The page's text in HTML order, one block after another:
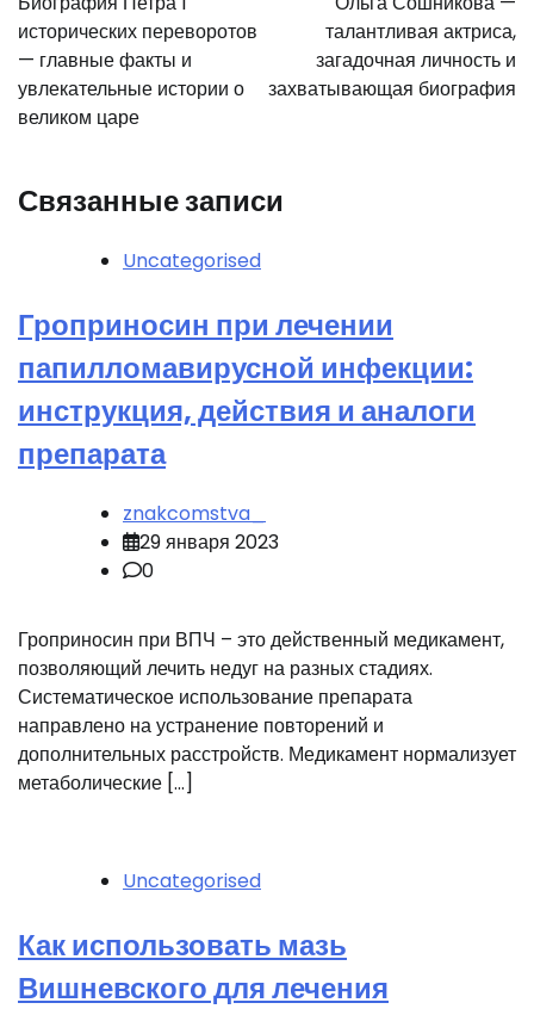
записям
исторических переворотов
— главные факты и
увлекательные истории о
великом царе
талантливая актриса,
загадочная личность и
захватывающая биография
Связанные записи
Uncategorised
Гроприносин при лечении
папилломавирусной инфекции:
инструкция, действия и аналоги
препарата
znakcomstva_
29 января 2023
0
Гроприносин при ВПЧ – это действенный медикамент,
позволяющий лечить недуг на разных стадиях.
Систематическое использование препарата
направлено на устранение повторений и
дополнительных расстройств. Медикамент нормализует
метаболические […]
Uncategorised
Как использовать мазь
Вишневского для лечения